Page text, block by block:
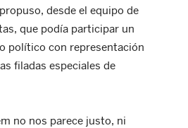
desde el equipo de
que podía participar un
político con representación
filadas especiales de
no nos parece justo, ni